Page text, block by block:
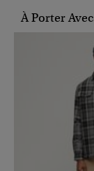
À Porter